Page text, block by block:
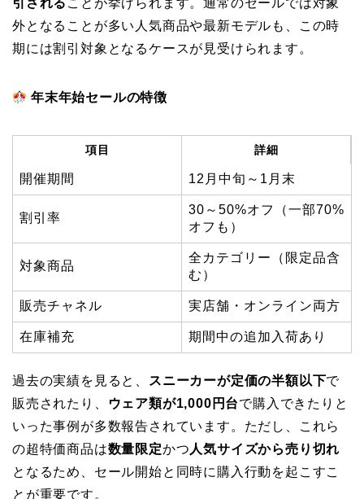
引される ことが挙げられます。通常のセールでは対象
外となることが多い人気商品や最新モデルも、この時
期には割引対象となるケースが見受けられます。
年末年始セールの特徴
項目 詳細
開催期間 12月中旬～1月末
割引率
30～50%オフ（一部70%
オフも）
対象商品
全カテゴリー（限定品含
む）
販売チャネル 実店舗・オンライン両方
在庫補充 期間中の追加入荷あり
過去の実績を見ると、 スニーカーが定価の半額以下で
販売されたり、
ウェア類が1,000円台で購入できたりと
いった事例が多数報告されています。ただし、これら
の超特価商品は数量限定かつ 人気サイズから売り切れ
となるため、セール開始と同時に購入行動を起こすこ
とが重要です。